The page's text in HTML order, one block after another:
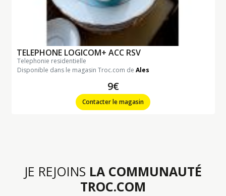
TELEPHONE LOGICOM+ ACC RSV
telephonie residentielle
Disponible dans le magasin Troc.com de Ales
9€
Contacter le magasin
JE REJOINS LA COMMUNAUTÉ
TROC.COM